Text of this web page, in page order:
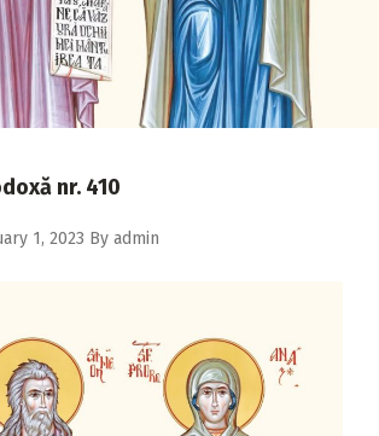
nr. 410
1, 2023 By admin